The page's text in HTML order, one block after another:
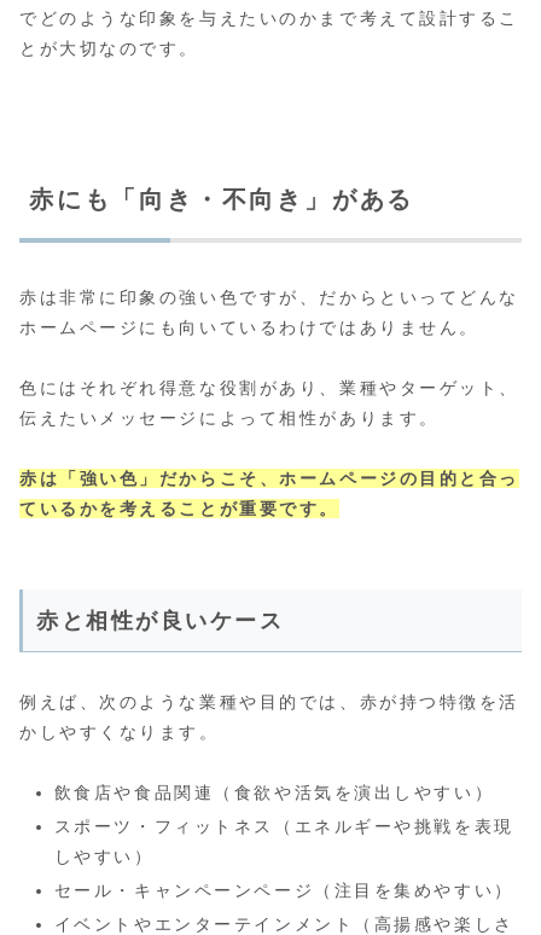
でどのような印象を与えたいのかまで考えて設計するこ
とが大切なのです。
赤にも「向き・不向き」がある
赤は非常に印象の強い色ですが、だからといってどんな
ホームページにも向いているわけではありません。
色にはそれぞれ得意な役割があり、業種やターゲット、
伝えたいメッセージによって相性があります。
赤は「強い色」だからこそ、ホームページの目的と合っ
ているかを考えることが重要です。
赤と相性が良いケース
例えば、次のような業種や目的では、赤が持つ特徴を活
かしやすくなります。
飲食店や食品関連（食欲や活気を演出しやすい）
スポーツ・フィットネス（エネルギーや挑戦を表現
しやすい）
セール・キャンペーンページ（注目を集めやすい）
イベントやエンターテインメント（高揚感や楽しさ